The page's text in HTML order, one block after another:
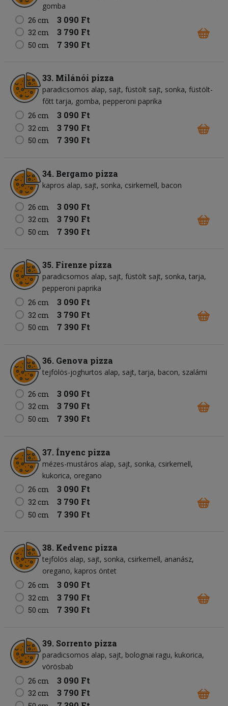
gomba
26 cm
3 090 Ft
32 cm 3 790 Ft
50 cm 7 390 Ft
33. Milánói pizza
paradicsomos alap sajt füstölt sajt sonka füstölt-
főtt tarja gomba pepperoni paprika
26 cm
3 090 Ft
32 cm 3 790 Ft
50 cm 7 390 Ft
34. Bergamo pizza
kapros alap sajt sonka csirkemell bacon
26 cm 3 090 Ft
32 cm 3 790 Ft
50 cm 7 390 Ft
35. Firenze pizza
paradicsomos alap sajt füstölt sajt sonka tarja
pepperoni paprika
26 cm
3 090 Ft
32 cm 3 790 Ft
50 cm 7 390 Ft
36. Genova pizza
tejfölös-joghurtos alap sajt tarja bacon szalámi
26 cm 3 090 Ft
32 cm 3 790 Ft
50 cm 7 390 Ft
37. Ínyenc pizza
mézes-mustáros alap sajt sonka csirkemell
kukorica oregano
26 cm
3 090 Ft
32 cm 3 790 Ft
50 cm 7 390 Ft
38. Kedvenc pizza
tejfölös alap sajt sonka csirkemell ananász
oregano kapros öntet
26 cm
3 090 Ft
32 cm 3 790 Ft
50 cm 7 390 Ft
39. Sorrento pizza
paradicsomos alap sajt bolognai ragu kukorica
vörösbab
26 cm
3 090 Ft
32 cm 3 790 Ft